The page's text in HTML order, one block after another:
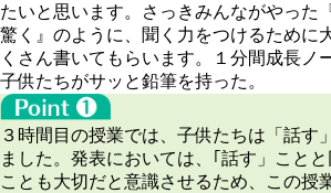
たいと思います。さっきみんながやった
驚く』のように、聞く力をつけるために
くさん書いてもらいます。１分間成長ノ
子供たちがサッと鉛筆を持った。
３時間目の授業では、子供たちは「話す
ました。発表においては、｢話す」ことと
ことも大切だと意識させるため、この授